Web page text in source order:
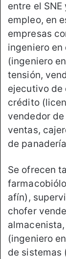
entre el
empleo, en
empresas
ingeniero
(ingeniero
tensión,
ejecutivo de
crédito
vendedor
ventas,
de
Se ofrecen
afín),
chofer
(ingeniero
de sistemas